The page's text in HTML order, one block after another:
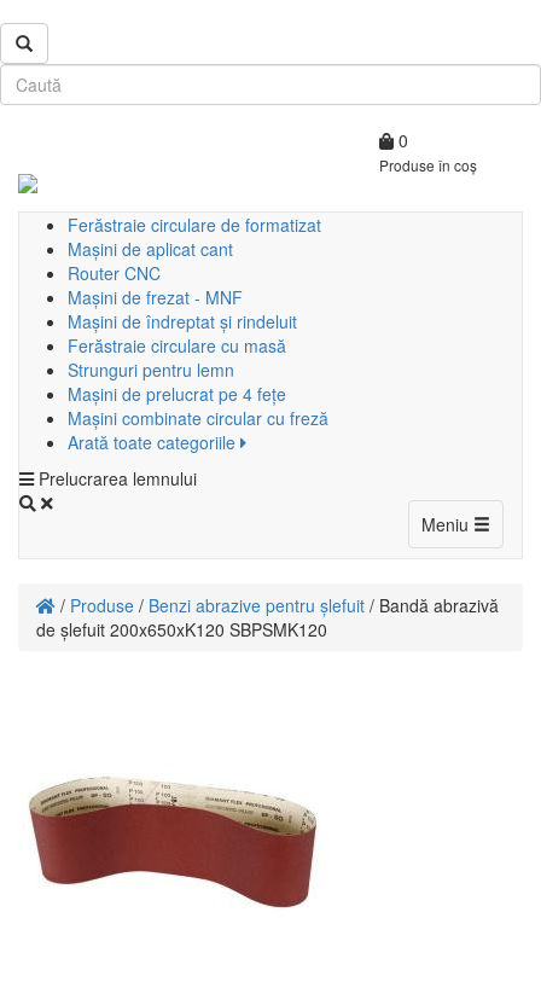
0
Produse în coș
Ferăstraie circulare de formatizat
Mașini de aplicat cant
Router CNC
Mașini de frezat - MNF
Mașini de îndreptat și rindeluit
Ferăstraie circulare cu masă
Strunguri pentru lemn
Mașini de prelucrat pe 4 fețe
Mașini combinate circular cu freză
Arată toate categoriile
Prelucrarea lemnului
Meniu Toggle
/ Produse / Benzi abrazive pentru șlefuit / Bandă abrazivă
de șlefuit 200x650xK120 SBPSMK120